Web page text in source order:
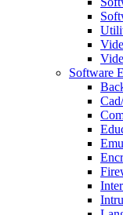
Software